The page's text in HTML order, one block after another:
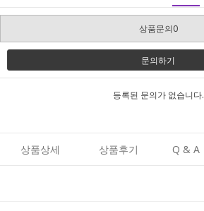
상품문의0
문의하기
등록된 문의가 없습니다.
상품상세 상품후기 Q & A